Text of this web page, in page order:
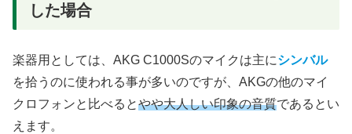
した場合
楽器用としては、AKG C1000Sのマイクは主にシンバル
を拾うのに使われる事が多いのですが、AKGの他のマイ
クロフォンと比べるとやや大人しい印象の音質であるとい
えます。